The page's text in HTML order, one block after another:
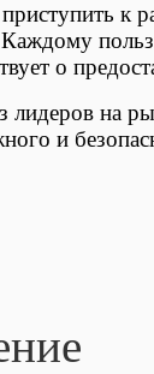
к
о
лидеров на
и